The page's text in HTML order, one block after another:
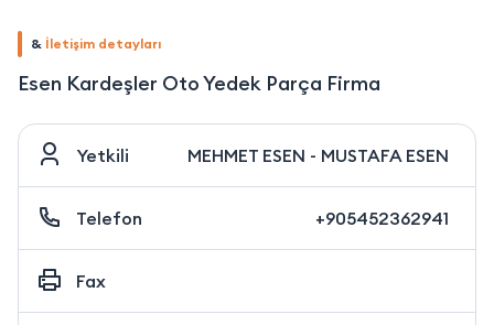
& İletişim detayları
Esen Kardeşler Oto Yedek Parça Firma
Yetkili MEHMET ESEN - MUSTAFA ESEN
Telefon +905452362941
Fax